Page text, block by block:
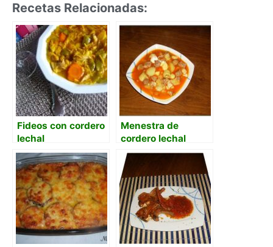
Recetas Relacionadas:
Fideos con cordero
lechal
Menestra de
cordero lechal